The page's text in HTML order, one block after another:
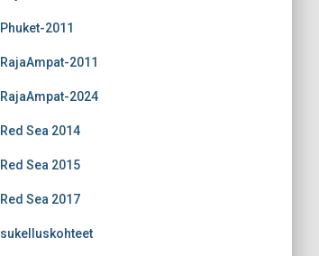
Phuket-2011
RajaAmpat-2011
RajaAmpat-2024
Red Sea 2014
Red Sea 2015
Red Sea 2017
sukelluskohteet